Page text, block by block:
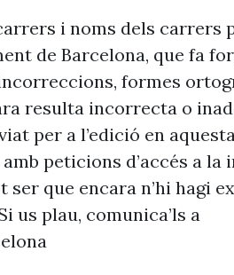
i noms dels carrers
de Barcelona, que fa
formes
resulta incorrecta o
per a l’edició en
peticions d’accés a la
ser que encara n’hi hagi
us plau, comunica’ls a